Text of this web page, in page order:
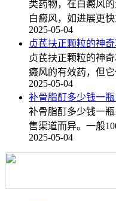
类药物，在白癜风
白癜风，如进展更
2025-05-04
贞芪扶正颗粒的神
贞芪扶正颗粒的神
癜风的有效药，但
2025-05-04
补骨脂酊多少钱一瓶
补骨脂酊多少钱一
售渠道而异。一般
2025-05-04